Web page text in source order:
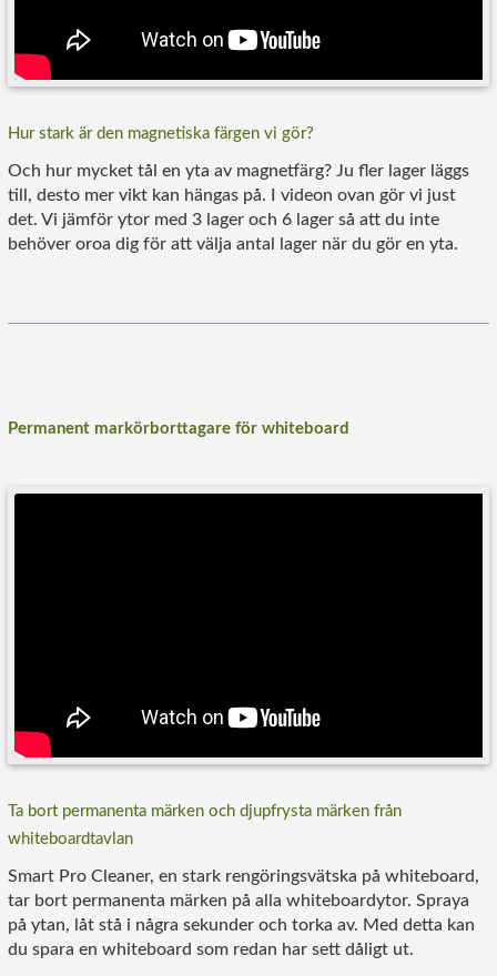
Hur stark är den magnetiska färgen vi gör?
Och hur mycket tål en yta av magnetfärg? Ju fler lager läggs
till, desto mer vikt kan hängas på. I videon ovan gör vi just
det. Vi jämför ytor med 3 lager och 6 lager så att du inte
behöver oroa dig för att välja antal lager när du gör en yta.
Permanent markörborttagare för whiteboard
Ta bort permanenta märken och djupfrysta märken från
whiteboardtavlan
Smart Pro Cleaner, en stark rengöringsvätska på whiteboard,
tar bort permanenta märken på alla whiteboardytor. Spraya
på ytan, låt stå i några sekunder och torka av. Med detta kan
du spara en whiteboard som redan har sett dåligt ut.